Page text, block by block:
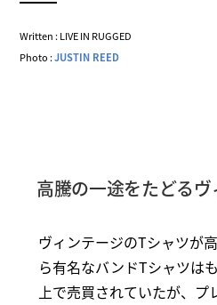
Written : LIVE IN RUGGED
Photo :JUSTIN REED
高騰の一途をたどる
ヴィンテージのTシャツが
ら有名なバンドTシャツは
上で売買されていたが、プ